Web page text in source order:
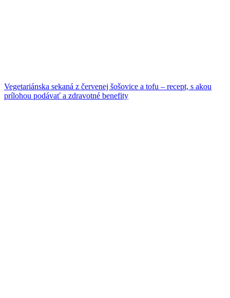
Vegetariánska sekaná z červenej šošovice a tofu – recept, s akou
prílohou podávať a zdravotné benefity